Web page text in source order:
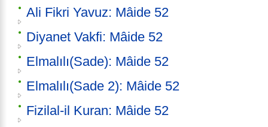
Ali Fikri Yavuz: Mâide 52
Diyanet Vakfi: Mâide 52
Elmalılı(Sade): Mâide 52
Elmalılı(Sade 2): Mâide 52
Fizilal-il Kuran: Mâide 52